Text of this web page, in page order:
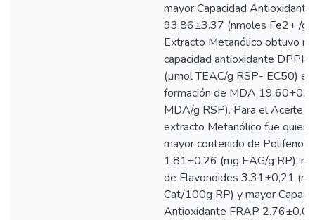
mayor Capacidad
93.86±3.37 (nmoles Fe2+ /g
Extracto Metanólico obtuvo
capacidad antioxidante
(µmol TEAC/g RSP- EC50) e
formación de MDA
MDA/g RSP). Para el Aceite
extracto Metanólico fue quien
mayor contenido de
1.81±0.26 (mg EAG/g RP),
de Flavonoides 3.31±0,21
Cat/100g RP) y mayor
Antioxidante FRAP